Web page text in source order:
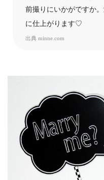
前撮りにいかがですか
に仕上がります♡
出典 minne.com